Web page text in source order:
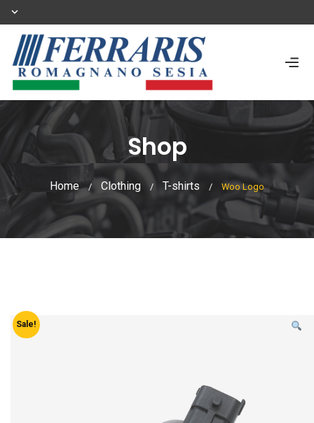
Shop
Home / Clothing / T-shirts / Woo Logo
Sale!